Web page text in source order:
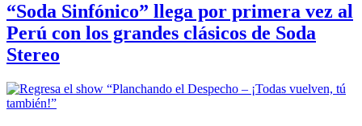
“Soda Sinfónico” llega por primera vez al
Perú con los grandes clásicos de Soda
Stereo